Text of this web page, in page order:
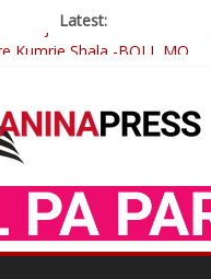
Latest:
Kumrie Shala -BOLL MO
nderohet me
e invalidëve në Fushë Kosovë
artistja e mirëfilltë Mimoza